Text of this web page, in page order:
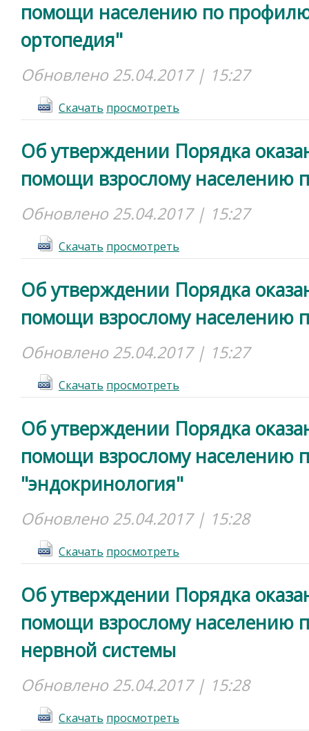
помощи населению по
ортопедия"
Обновлено 25.04.2017 | 15:27
Cкачать просмотреть
Об утверждении Порядка
помощи взрослому населению
Обновлено 25.04.2017 | 15:27
Cкачать просмотреть
Об утверждении Порядка
помощи взрослому населению
Обновлено 25.04.2017 | 15:27
Cкачать просмотреть
Об утверждении Порядка
помощи взрослому населению
"эндокринология"
Обновлено 25.04.2017 | 15:28
Cкачать просмотреть
Об утверждении Порядка
помощи взрослому населению
нервной системы
Обновлено 25.04.2017 | 15:28
Cкачать просмотреть